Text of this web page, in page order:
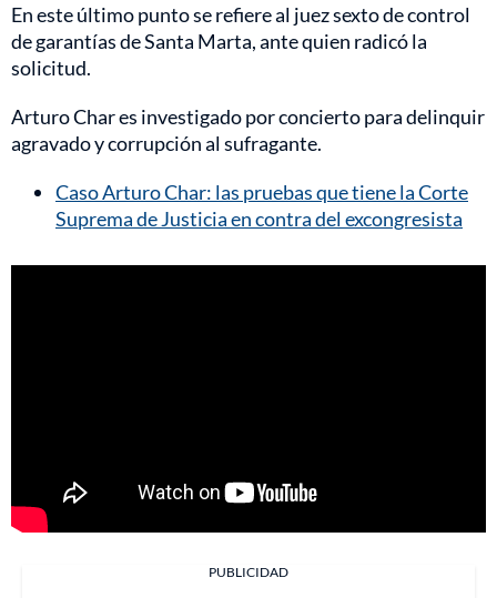
En este último punto se refiere al juez sexto de control
de garantías de Santa Marta, ante quien radicó la
solicitud.
Arturo Char es investigado por concierto para delinquir
agravado y corrupción al sufragante.
Caso Arturo Char: las pruebas que tiene la Corte
Suprema de Justicia en contra del excongresista
PUBLICIDAD